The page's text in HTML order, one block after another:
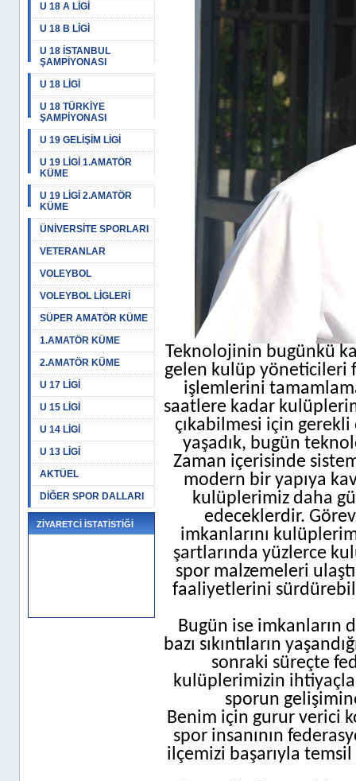
U 18 A LİGİ
U 18 B LİGİ
U 18 İSTANBUL
ŞAMPİYONASI
U 18 LİGİ
U 18 TÜRKİYE
ŞAMPİYONASI
U 19 GELİŞİM LİGİ
U 19 LİGİ 1.AMATÖR
KÜME
U 19 LİGİ 2.AMATÖR
KÜME
ÜNİVERSİTE SPORLARI
VETERANLAR
VOLEYBOL
VOLEYBOL LİGLERİ
SÜPER AMATÖR KÜME
1.AMATÖR KÜME
2.AMATÖR KÜME
U 17 LİGİ
U 15 LİGİ
U 14 LİGİ
U 13 LİGİ
AKTÜEL
DİĞER SPOR DALLARI
ZİYARETCİ İSTATİSTİĞİ
Teknolojinin bugünkü
gelen kulüp yöneticileri
işlemlerini
saatlere kadar
çıkabilmesi için
yaşadık, bugün
Zaman içerisinde
modern bir yapıya
kulüplerimiz daha
edeceklerdir.
imkanlarını
şartlarında yüzlerce
spor malzemeleri
faaliyetlerini
Bugün ise imkanların
bazı sıkıntıların
sonraki süreçte
kulüplerimizin
sporun
Benim için gurur verici
spor insanının
ilçemizi başarıyla